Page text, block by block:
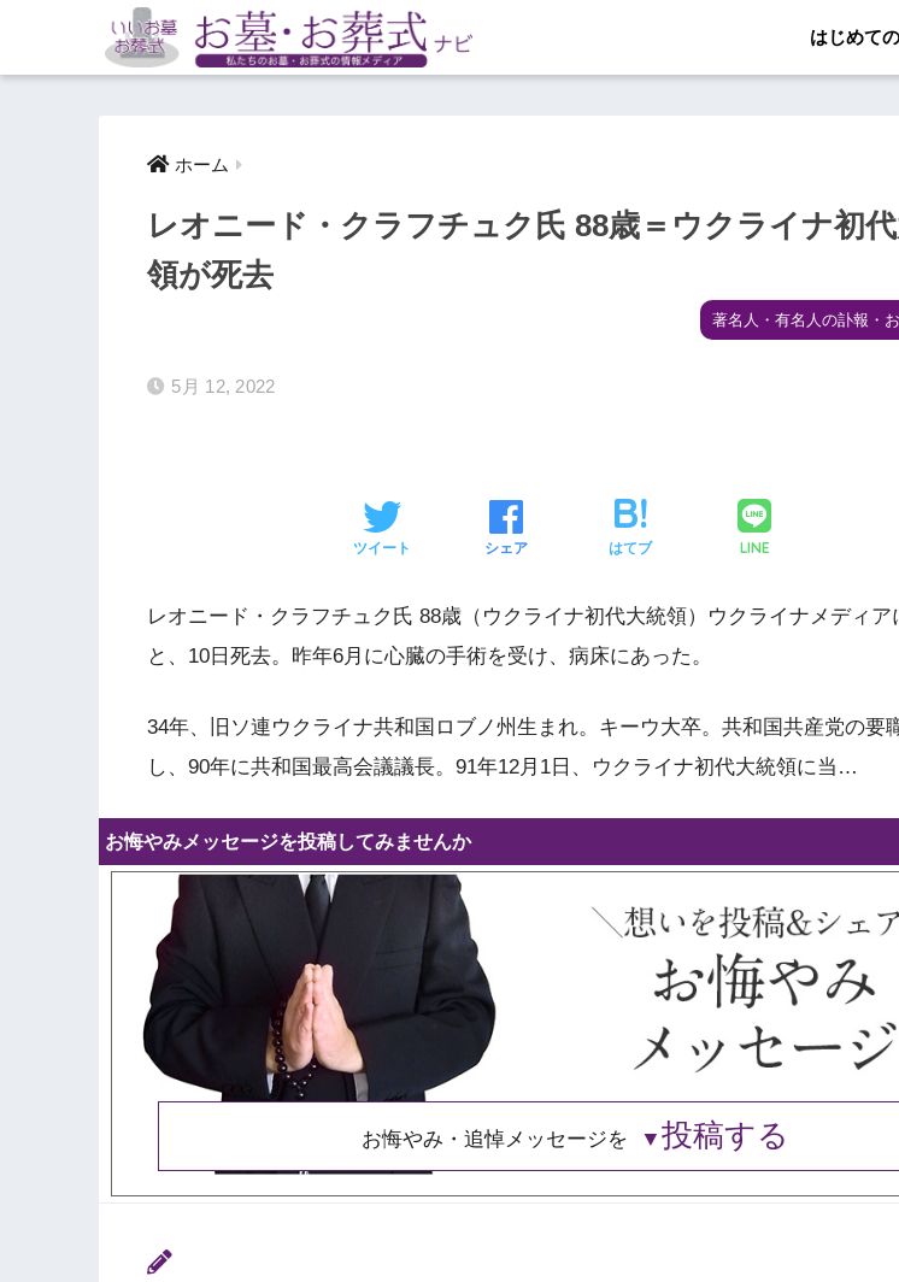
はじめて
ホーム
レオニード・クラフチュク氏 88歳＝ウクライナ初
領が死去
著名人・有名人の訃報・
5月 12, 2022
ツイート シェア はてブ LINE
レオニード・クラフチュク氏 88歳（ウクライナ初代大統領）ウクライナメディア
と、10日死去。昨年6月に心臓の手術を受け、病床にあった。
34年、旧ソ連ウクライナ共和国ロブノ州生まれ。キーウ大卒。共和国共産党の要
し、90年に共和国最高会議議長。91年12月1日、ウクライナ初代大統領に当…
お悔やみメッセージを投稿してみませんか
お悔やみ・追悼メッセージを 投稿する